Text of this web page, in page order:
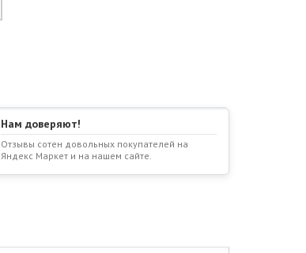
Нам доверяют!
Отзывы сотен довольных покупателей на
Яндекс Маркет и на нашем сайте.